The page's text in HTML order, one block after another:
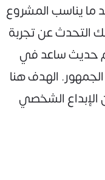
ما يناسب المشروع
التحدث عن تجربة
حديث ساعد في
الهدف هنا
الشخصي